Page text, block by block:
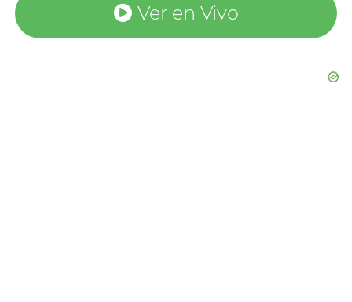
Ver en Vivo